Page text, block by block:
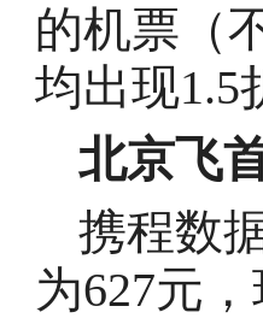
的机票（
均出现1.5
北京飞
携程数
为627元